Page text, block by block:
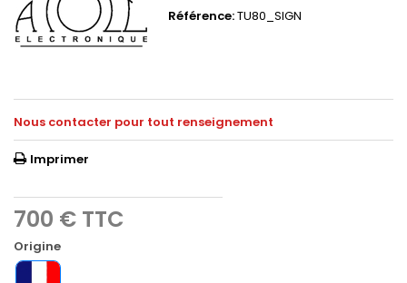
Référence:TU80_SIGN
Nous contacter pour tout renseignement
Imprimer
700 € TTC
Origine